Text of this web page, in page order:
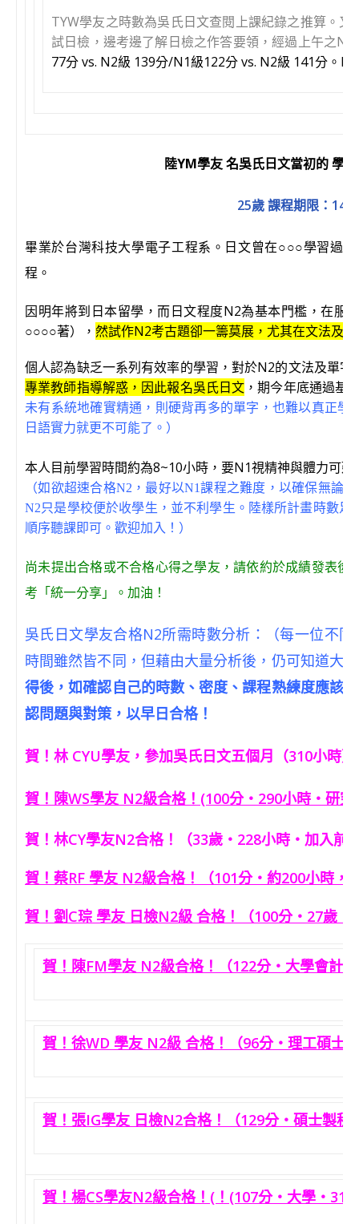
TYW學友之時數為吳氏日文查閱上課紀錄之推算。
試日檢，邊考邊了解日檢之作答要領，經過上午之
77分 vs. N2級 139分/N1級122分 vs. N2級 141分。
陸YM學友 名吳氏日文當初的 學
25歲 課程期限：14-
畢業於台灣科技大學電子工程系。日文曾在○○○學習過
程。
因明年將到日本留學，而日文程度N2為基本門檻，在服
○○○○著）， 然試作N2考古題卻一籌莫展，尤其在文法及
個人認為缺乏一系列有效率的學習，對於N2的文法及單字
專業教師指導解惑，因此報名吳氏日文 ，期今年底通過基
未有系統地確實精通，則硬背再多的單字，也難以真正
日語實力就更不可能了。）
本人目前學習時間約為8~10小時，要N1視精神與體力可
（如欲超速合格N2，最好以N1課程之難度，以確保無論
N2只是學校便於收學生，並不利學生。陸樣所計畫時數
順序聽課即可。歡迎加入！）
尚未提出合格或不合格心得之學友，請依約於成績發表
考「統一分享」。加油！
吳氏日文學友合格N2所需時數分析：（每一位不
時間雖然皆不同，但藉由大量分析後，仍可知道大
得後，如確認自己的時數、密度、課程熟練度應該
認問題與對策，以早日合格！
賀！林 CYU學友，參加吳氏日文五個月（310小
賀！陳WS學友 N2級合格！(100分‧290小時‧研
賀！林CY學友N2合格！（33歲‧228小時‧加入前
賀！蔡RF 學友 N2級合格！（101分‧約200小時，
賀！劉C琮 學友 日檢N2級 合格！（100分‧27歲‧
賀！陳FM學友 N2級合格！（122分‧大學會計
賀！徐WD 學友 N2級 合格！（96分‧理工碩士
賀！張IG學友 日檢N2合格！（129分‧碩士製
賀！楊CS學友N2級合格！(！(107分‧大學‧31